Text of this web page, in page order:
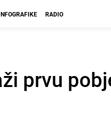
RADIO
prvu